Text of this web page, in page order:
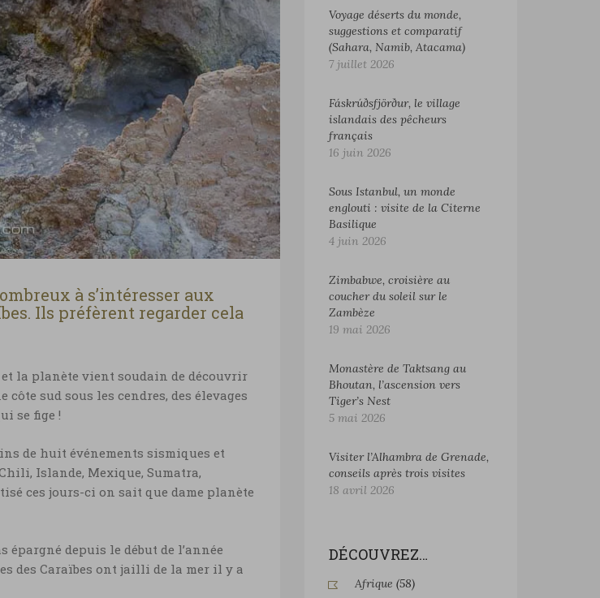
à s’intéresser aux
Ils préfèrent regarder cela
la planète vient soudain de découvrir
côte sud sous les cendres, des élevages
se fige !
de huit événements sismiques et
Islande, Mexique, Sumatra,
ces jours-ci on sait que dame planète
épargné depuis le début de l’année
des Caraïbes ont jailli de la mer il y a
Voyage déserts du monde,
suggestions et comparatif
(Sahara, Namib, Atacama)
7 juillet 2026
Fáskrúðsfjörður, le village
islandais des pêcheurs
français
16 juin 2026
Sous Istanbul, un monde
englouti : visite de la Citerne
Basilique
4 juin 2026
Zimbabwe, croisière au
coucher du soleil sur le
Zambèze
19 mai 2026
Monastère de Taktsang au
Bhoutan, l’ascension vers
Tiger’s Nest
5 mai 2026
Visiter l’Alhambra de Grenade,
conseils après trois visites
18 avril 2026
DÉCOUVREZ…
Afrique (58)